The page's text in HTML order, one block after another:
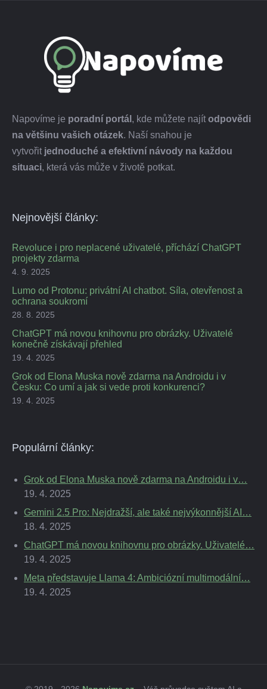
Napovíme je poradní portál , kde můžete najít odpovědi
na většinu vašich otázek. Naší snahou je
vytvořit jednoduché a efektivní návody na každou
situaci, která vás může v životě potkat.
Nejnovější články:
Revoluce i pro neplacené uživatelé, příchází ChatGPT
projekty zdarma
4. 9. 2025
Lumo od Protonu: privátní AI chatbot. Síla, otevřenost a
ochrana soukromí
28. 8. 2025
ChatGPT má novou knihovnu pro obrázky. Uživatelé
konečně získávají přehled
19. 4. 2025
Grok od Elona Muska nově zdarma na Androidu i v
Česku: Co umí a jak si vede proti konkurenci?
19. 4. 2025
Populární články:
Grok od Elona Muska nově zdarma na Androidu i v…
19. 4. 2025
Gemini 2.5 Pro: Nejdražší, ale také nejvýkonnější AI…
18. 4. 2025
ChatGPT má novou knihovnu pro obrázky. Uživatelé…
19. 4. 2025
Meta představuje Llama 4: Ambiciózní multimodální…
19. 4. 2025